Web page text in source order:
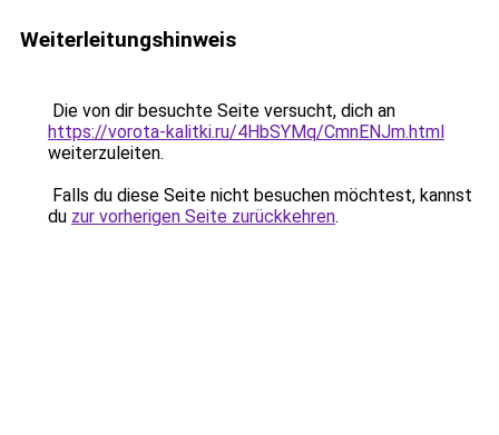
Weiterleitungshinweis
Die von dir besuchte Seite versucht, dich an
https://vorota-kalitki.ru/4HbSYMq/CmnENJm.html
weiterzuleiten.
Falls du diese Seite nicht besuchen möchtest, kannst
du zur vorherigen Seite zurückkehren.